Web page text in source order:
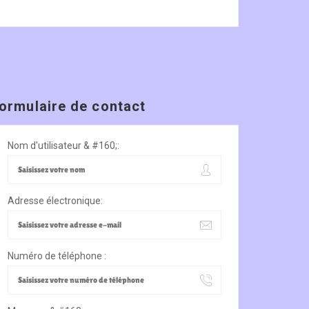
de contact
Nom d'utilisateur & #160;:
Adresse électronique:
Numéro de téléphone :